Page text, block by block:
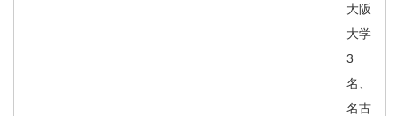
大阪
大学
3
名、
名古